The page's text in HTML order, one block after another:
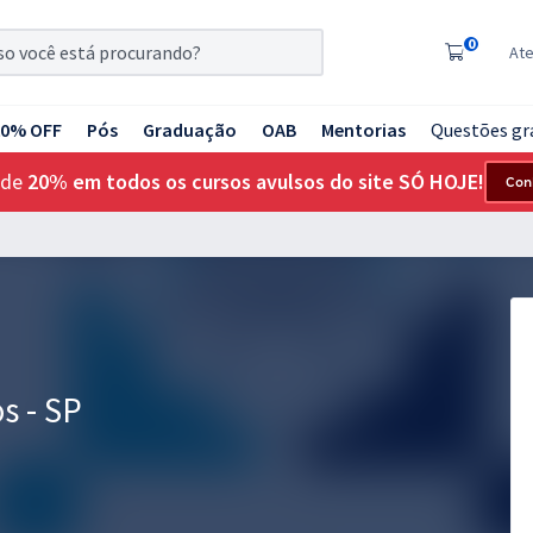
0
OFF Pós Graduação OAB Mentorias Questões
20% em todos os cursos avulsos do site SÓ HOJE!
- SP